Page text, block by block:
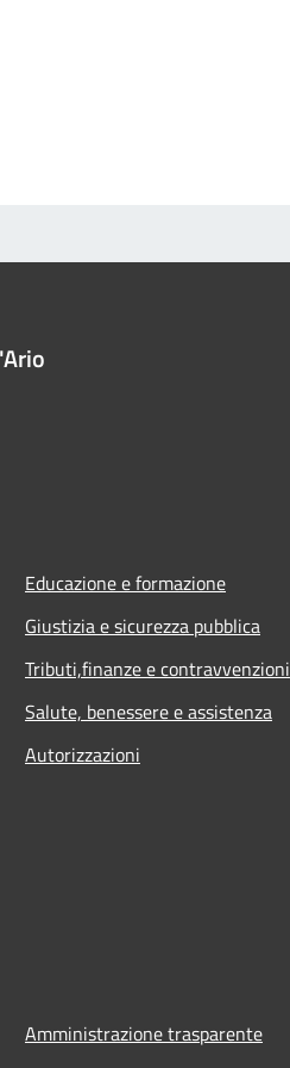
Educazione e formazione
Giustizia e sicurezza pubblica
Tributi,finanze e contravvenzioni
Salute, benessere e assistenza
Autorizzazioni
Amministrazione trasparente